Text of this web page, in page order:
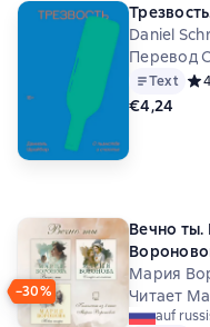
Daniel
Перевод
Text
€4,24
−30%
Вечно ты.
Мария
Читает
auf